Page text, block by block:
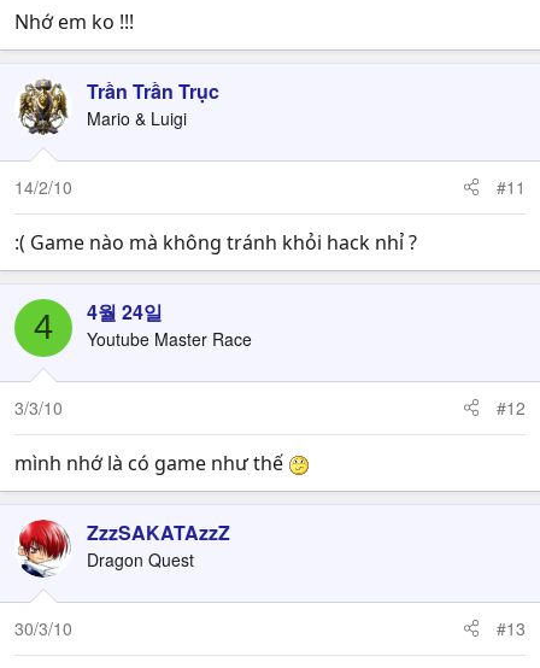
Nhớ em ko !!!
Trần Trần Trục
Mario & Luigi
14/2/10 #11
:( Game nào mà không tránh khỏi hack nhỉ ?
4 4월 24일
Youtube Master Race
3/3/10 #12
mình nhớ là có game như thế
ZzzSAKATAzzZ
Dragon Quest
30/3/10 #13